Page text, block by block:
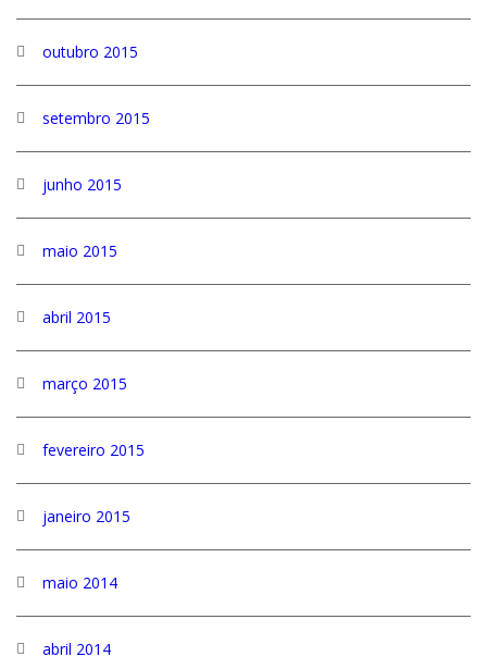
outubro 2015
setembro 2015
junho 2015
maio 2015
abril 2015
março 2015
fevereiro 2015
janeiro 2015
maio 2014
abril 2014